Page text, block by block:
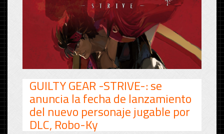
GUILTY GEAR -STRIVE-: se
anuncia la fecha de lanzamiento
del nuevo personaje jugable por
DLC, Robo-Ky